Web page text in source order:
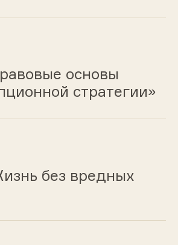
основы
стратегии»
без вредных